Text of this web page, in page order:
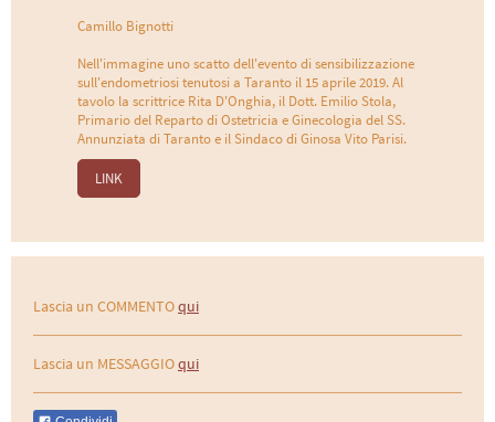
Camillo Bignotti
Nell'immagine uno scatto dell'evento di sensibilizzazione
sull'endometriosi tenutosi a Taranto il 15 aprile 2019. Al
tavolo la scrittrice Rita D'Onghia, il Dott. Emilio Stola,
Primario del Reparto di Ostetricia e Ginecologia del SS.
Annunziata di Taranto e il Sindaco di Ginosa Vito Parisi.
LINK
Lascia un COMMENTOqui
Lascia un MESSAGGIOqui